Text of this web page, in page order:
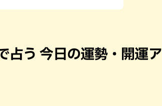
う 今日の運勢・開運ア